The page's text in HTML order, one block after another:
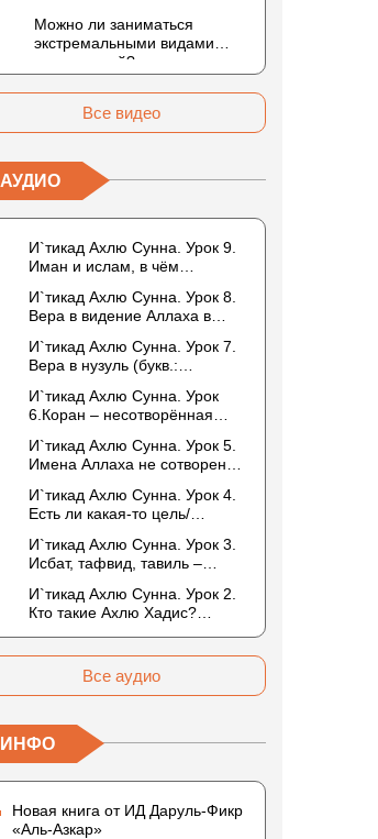
Можно ли заниматься
экстремальными видами
развлечений?
Все видео
АУДИО
И`тикад Ахлю Сунна. Урок 9.
Иман и ислам, в чём
то обитателем Рая или Ада?
И`тикад Ахлю Сунна. Урок 8.
Вера в видение Аллаха в
Отрицание телесности Абу
Бакром аль-Исмаили.
Отрицание телесности в
книге Усмана ибн Саида ад-
Дарими. Иман – это слова,
дела и познание
И`тикад Ахлю Сунна. Урок 7.
Вера в нузуль (букв.:
Усмана ибн Саида ад-Дарими
о нузуле. Считал ли ад-
Дарими, что Аллах
описывается физическим
И`тикад Ахлю Сунна. Урок
6.Коран – несотворённая
Корана сотворено?
Предопределение судьбы
И`тикад Ахлю Сунна. Урок 5.
Имена Аллаха не сотворены.
сифатов. Описание Аллаха
сифатом «вадж» (букв.: лик)
И`тикад Ахлю Сунна. Урок 4.
Есть ли какая-то цель/
Всевышнего? Можно ли
отрицать в отношении Аллаха
недостатки, отрицание
которых не пришло в Коране
и Сунне? Концепция ибн
И`тикад Ахлю Сунна. Урок 3.
Исбат, тафвид, тавиль –
муташабихат. Можно ли
переводить сифаты аль-
хабария на русский язык? Что
означает утверждение
сифата «биля кейфа» (без
образа)?
И`тикад Ахлю Сунна. Урок 2.
Кто такие Ахлю Хадис?
Атрибутов Всевышнего
Все аудио
ИНФО
Новая книга от ИД Даруль-Фикр
«Аль-Азкар»